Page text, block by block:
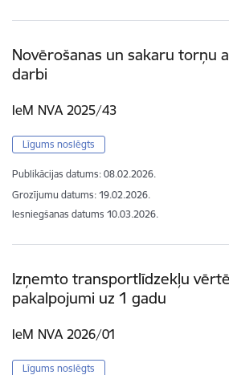
Novērošanas un sakaru torņu
darbi
IeM NVA 2025/43
Līgums noslēgts
Publikācijas datums: 08.02.2026.
Grozījumu datums: 19.02.2026.
Iesniegšanas datums 10.03.2026.
Izņemto transportlīdzekļu
pakalpojumi uz 1 gadu
IeM NVA 2026/01
Līgums noslēgts